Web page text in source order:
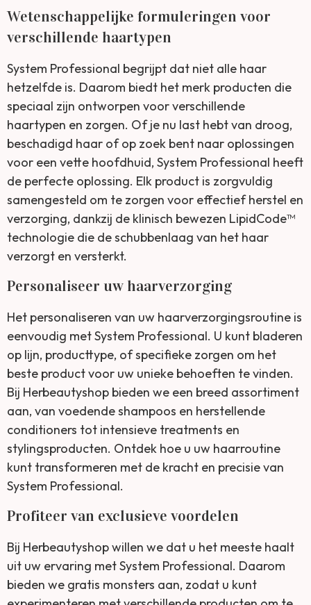
Wetenschappelijke formuleringen voor
verschillende haartypen
System Professional begrijpt dat niet alle haar
hetzelfde is. Daarom biedt het merk producten die
speciaal zijn ontworpen voor verschillende
haartypen en zorgen. Of je nu last hebt van droog,
beschadigd haar of op zoek bent naar oplossingen
voor een vette hoofdhuid, System Professional heeft
de perfecte oplossing. Elk product is zorgvuldig
samengesteld om te zorgen voor effectief herstel en
verzorging, dankzij de klinisch bewezen LipidCode™
technologie die de schubbenlaag van het haar
verzorgt en versterkt.
Personaliseer uw haarverzorging
Het personaliseren van uw haarverzorgingsroutine is
eenvoudig met System Professional. U kunt bladeren
op lijn, producttype, of specifieke zorgen om het
beste product voor uw unieke behoeften te vinden.
Bij Herbeautyshop bieden we een breed assortiment
aan, van voedende shampoos en herstellende
conditioners tot intensieve treatments en
stylingsproducten. Ontdek hoe u uw haarroutine
kunt transformeren met de kracht en precisie van
System Professional.
Profiteer van exclusieve voordelen
Bij Herbeautyshop willen we dat u het meeste haalt
uit uw ervaring met System Professional. Daarom
bieden we gratis monsters aan, zodat u kunt